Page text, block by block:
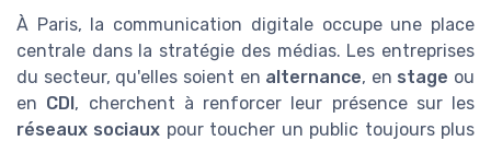
À Paris, la communication digitale occupe une place
centrale dans la stratégie des médias. Les entreprises
du secteur, qu'elles soient en alternance, en stage ou
en CDI, cherchent à renforcer leur présence sur les
réseaux sociaux pour toucher un public toujours plus